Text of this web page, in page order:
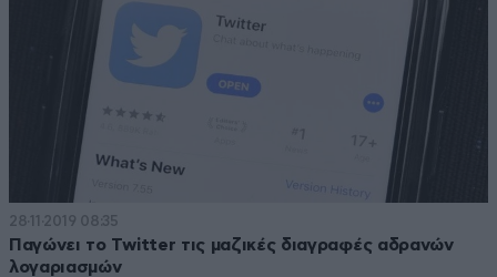
28·11·2019 08:35
Παγώνει το Twitter τις μαζικές διαγραφές αδρανών
λογαριασμών